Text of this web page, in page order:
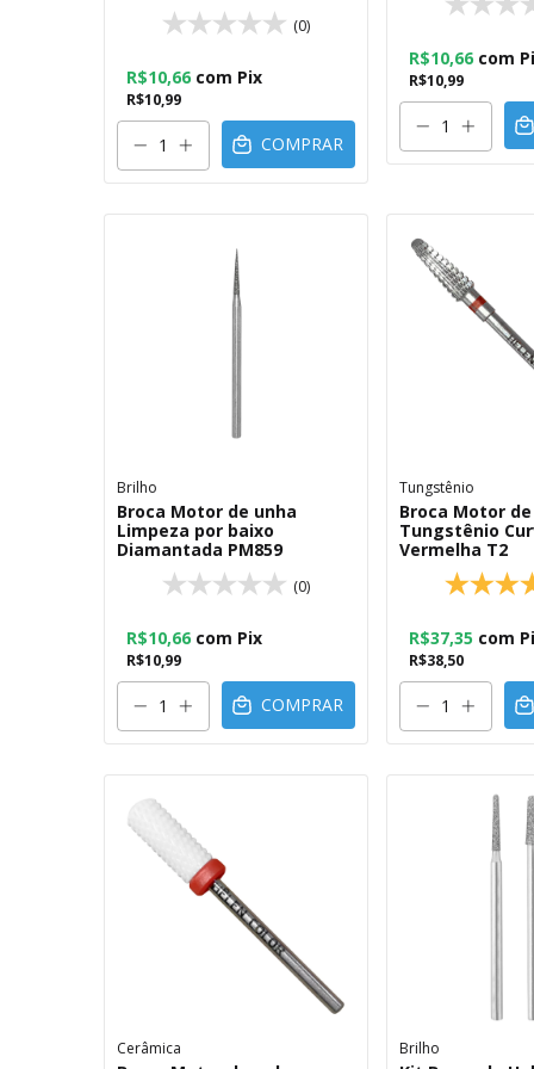
(0)
R$10,99
R$10,66 com Pix
COMPRAR
R$10,99
R$10,66 com
Brilho
Broca Motor de unha
Limpeza por baixo
Diamantada PM859
(0)
R$10,99
R$10,66 com Pix
COMPRAR
Tungstênio
Broca Motor
Tungstênio
Vermelha T2
R$38,50
R$37,35 com
Cerâmica Brilho